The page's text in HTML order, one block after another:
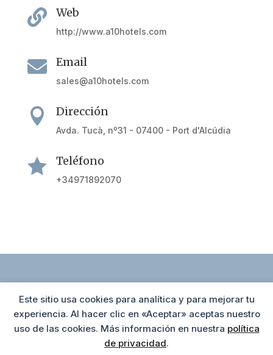
Este sitio usa cookies para analítica y para mejorar tu
experiencia. Al hacer clic en «Aceptar» aceptas nuestro
uso de las cookies. Más información en nuestra política
de privacidad.
 Web
http://www.a10hotels.com
 Email
sales@a10hotels.com
 Dirección
Avda. Tucà, nº31 - 07400 - Port d'Alcúdia
 Teléfono
+34971892070
Política de cookies
Política de privacidad
Agrupación Hotelera de Alcúdia